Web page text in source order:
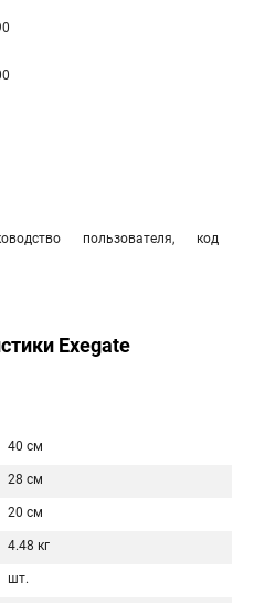
пользователя, код
Exegate
40 см
28 см
20 см
4.48 кг
шт.